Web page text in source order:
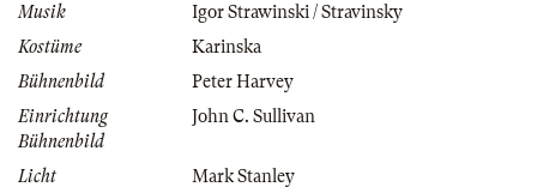
Musik
Igor Strawinski / Stravinsky
Kostüme
Karinska
Bühnenbild
Peter Harvey
Einrichtung
Bühnenbild
John C. Sullivan
Licht
Mark Stanley